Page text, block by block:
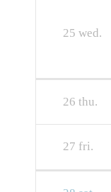
25 wed.
26 thu.
27 fri.